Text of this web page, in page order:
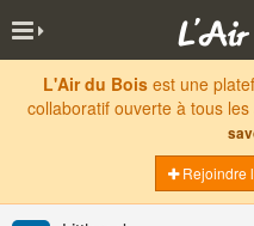
L'Air du Boisest une
collaboratif ouverte à tous
Rejoindre